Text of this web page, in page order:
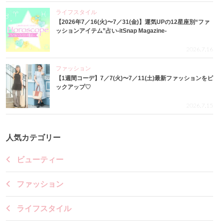
ライフスタイル
【2026年7／16(火)〜7／31(金)】運気UPの12星座別“ファ
ッションアイテム”占い-itSnap Magazine-
2026.7.16
ファッション
【1週間コーデ】7／7(火)〜7／11(土)最新ファッションをピ
ックアップ♡
2026.7.15
人気カテゴリー
ビューティー
ファッション
ライフスタイル